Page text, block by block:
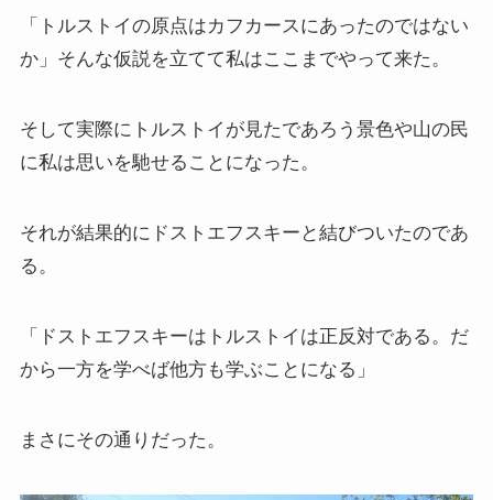
連載「『レ・ミゼラブル』を読む」
ドストエフスキー資料データベース
ドストエフスキー作品
ドストエフスキー論
「トルストイの原点はカフカースにあったのではない
か」そんな仮説を立てて私はここまでやって来た。
そして実際にトルストイが見たであろう景色や山の民
に私は思いを馳せることになった。
それが結果的にドストエフスキーと結びついたのであ
る。
「ドストエフスキーはトルストイは正反対である。だ
から一方を学べば他方も学ぶことになる」
まさにその通りだった。